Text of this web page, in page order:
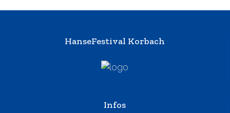
HanseFestival Korbach
Infos